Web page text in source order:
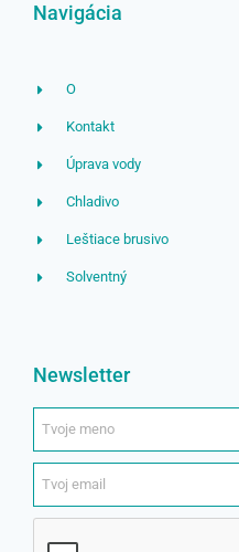
Navigácia
O
Kontakt
Úprava vody
Chladivo
Leštiace brusivo
Solventný
Newsletter